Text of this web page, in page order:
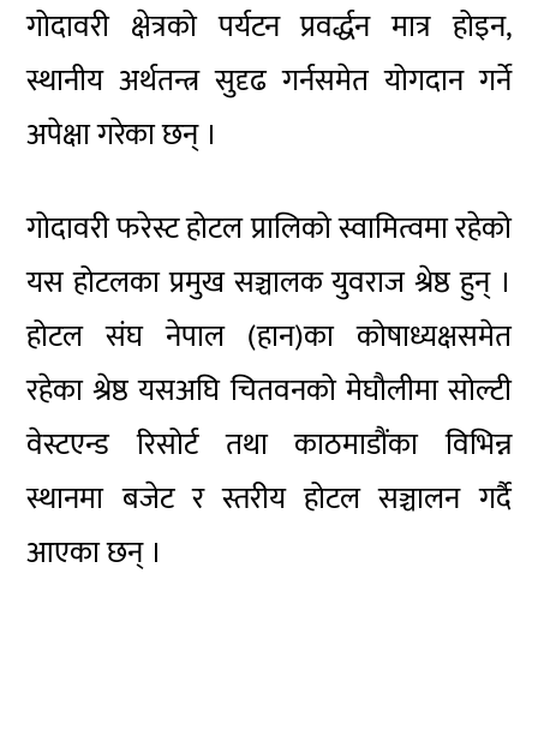
गोदावरी क्षेत्रको पर्यटन प्रवर्द्धन मात्र होइन,
स्थानीय अर्थतन्त्र सुदृढ गर्नसमेत योगदान गर्ने
अपेक्षा गरेका छन् ।
गोदावरी फरेस्ट होटल प्रालिको स्वामित्वमा रहेको
यस होटलका प्रमुख सञ्चालक युवराज श्रेष्ठ हुन् ।
होटल संघ नेपाल (हान)का कोषाध्यक्षसमेत
रहेका श्रेष्ठ यसअघि चितवनको मेघौलीमा सोल्टी
वेस्टएन्ड रिसोर्ट तथा काठमाडौंका विभिन्न
स्थानमा बजेट र स्तरीय होटल सञ्चालन गर्दै
आएका छन् ।